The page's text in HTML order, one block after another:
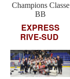
Champions Classe
BB
EXPRESS
RIVE-SUD